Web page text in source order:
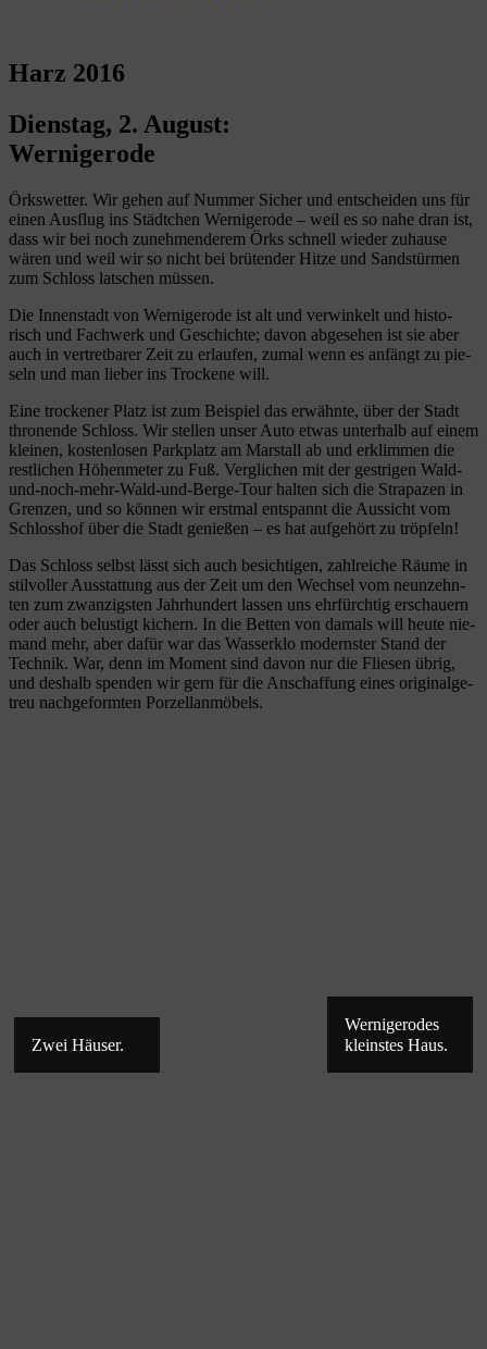
Harz 2016
Dienstag, 2. August:
Wernigerode
Örks­wet­ter. Wir gehen auf Num­mer Sicher und ent­schei­den uns für
einen Aus­flug ins Städt­chen Wer­ni­ge­rode – weil es so nahe dran ist,
dass wir bei noch zuneh­men­de­rem Örks schnell wie­der zuhause
wären und weil wir so nicht bei brü­ten­der Hitze und Sand­stür­men
zum Schloss lat­schen müssen.
Die Innen­stadt von Wer­ni­ge­rode ist alt und ver­win­kelt und his­to­
risch und Fach­werk und Geschichte; davon abge­se­hen ist sie aber
auch in ver­tret­ba­rer Zeit zu erlau­fen, zumal wenn es anfängt zu pie­
seln und man lie­ber ins Tro­ckene will.
Eine tro­cke­ner Platz ist zum Bei­spiel das erwähnte, über der Stadt
thro­nende Schloss. Wir stel­len unser Auto etwas unter­halb auf einem
klei­nen, kos­ten­lo­sen Park­platz am Mar­stall ab und erklim­men die
rest­li­chen Höhen­me­ter zu Fuß. Ver­gli­chen mit der gest­ri­gen Wald-
und-noch-mehr-Wald-und-Berge-Tour hal­ten sich die Stra­pa­zen in
Gren­zen, und so kön­nen wir erst­mal ent­spannt die Aus­sicht vom
Schloss­hof über die Stadt genie­ßen – es hat auf­ge­hört zu tröpfeln!
Das Schloss selbst lässt sich auch besich­ti­gen, zahl­rei­che Räume in
stil­vol­ler Aus­stat­tung aus der Zeit um den Wech­sel vom neun­zehn­
ten zum zwan­zigs­ten Jahr­hun­dert las­sen uns ehr­fürch­tig erschau­ern
oder auch belus­tigt kichern. In die Bet­ten von damals will heute nie­
mand mehr, aber dafür war das Was­ser­klo moderns­ter Stand der
Tech­nik. War, denn im Moment sind davon nur die Flie­sen übrig,
und des­halb spen­den wir gern für die Anschaf­fung eines ori­gi­nal­ge­
treu nach­ge­form­ten Porzellanmöbels.
Zwei Häu­ser.
Wer­ni­ge­ro­des
kleins­tes Haus.